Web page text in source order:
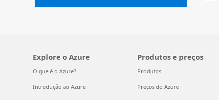
Explore o Azure
O que é o Azure?
Introdução ao Azure
Produtos e preços
Produtos
Preços do Azure